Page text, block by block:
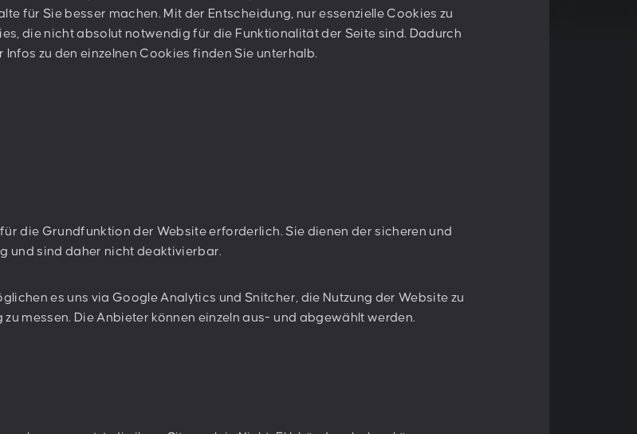
für Sie besser machen. Mit der Entscheidung, nur essenzielle Cookies zu
die nicht absolut notwendig für die Funktionalität der Seite sind. Dadurch
zu den einzelnen Cookies finden Sie unterhalb.
die Grundfunktion der Website erforderlich. Sie dienen der sicheren und
und sind daher nicht deaktivierbar.
es uns via Google Analytics und Snitcher, die Nutzung der Website zu
messen. Die Anbieter können einzeln aus- und abgewählt werden.
PESCHKE DESIGN GMBH
A-1180 Wien